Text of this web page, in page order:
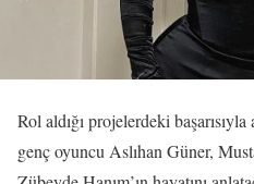
Rol aldığı projelerdeki
genç oyuncu Aslıhan Güner,